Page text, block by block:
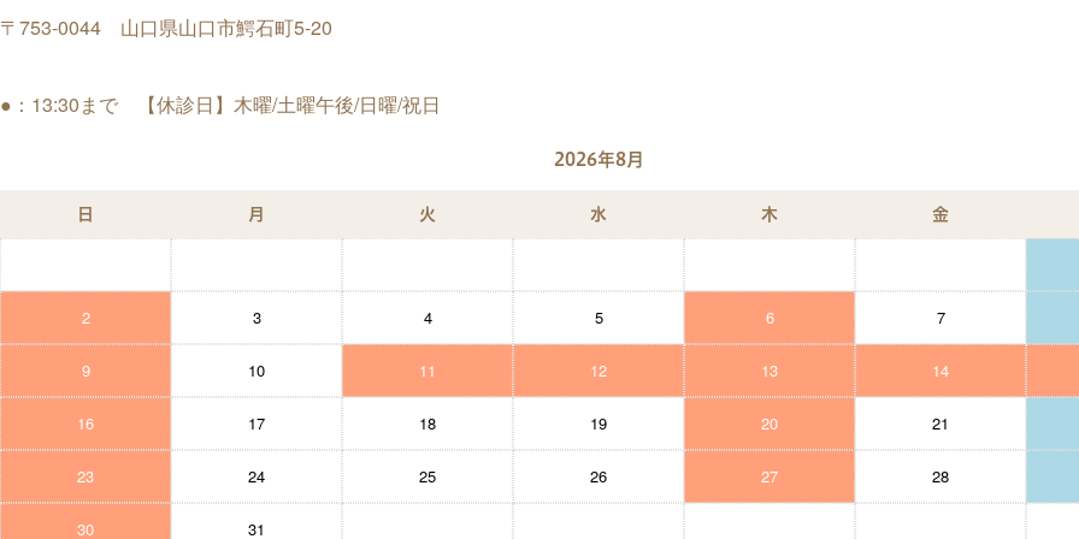
〒753-0044 山口県山口市鰐石町5-20
●：13:30まで 【休診日】木曜/土曜午後/日曜/祝日
2026年8月
日 月 火 水 木 金
2 3 4 5 6 7
9 10 11 12 13 14
16 17 18 19 20 21
23 24 25 26 27 28
30 31